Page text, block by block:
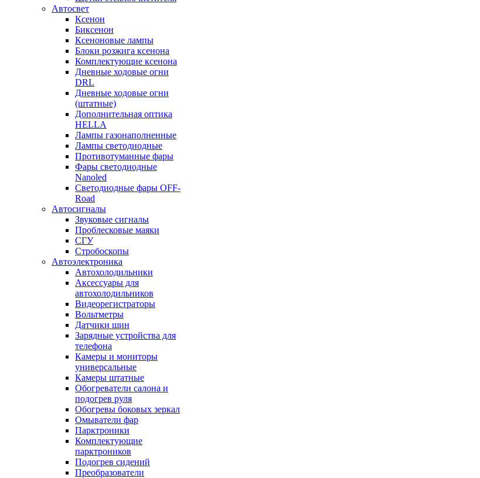
Автосвет
Ксенон
Биксенон
Ксеноновые лампы
Блоки розжига ксенона
Комплектующие ксенона
Дневные ходовые огни
DRL
Дневные ходовые огни
(штатные)
Дополнительная оптика
HELLA
Лампы газонаполненные
Лампы светодиодные
Противотуманные фары
Фары светодиодные
Nanoled
Светодиодные фары OFF-
Road
Автосигналы
Звуковые сигналы
Проблесковые маяки
СГУ
Стробоскопы
Автоэлектроника
Автохолодильники
Аксессуары для
автохолодильников
Видеорегистраторы
Вольтметры
Датчики шин
Зарядные устройства для
телефона
Камеры и мониторы
универсальные
Камеры штатные
Обогреватели салона и
подогрев руля
Обогревы боковых зеркал
Омыватели фар
Парктроники
Комплектующие
парктроников
Подогрев сидений
Преобразователи